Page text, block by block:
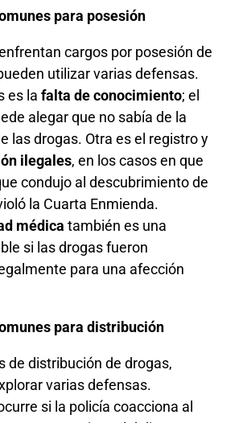
para posesión
cargos por posesión de
utilizar varias defensas.
es la falta de conocimiento; el
alegar que no sabía de la
las drogas. Otra es el registro y
ilegales, en los casos en que
condujo al descubrimiento de
la Cuarta Enmienda.
médica también es una
si las drogas fueron
para una afección
para distribución
de distribución de drogas,
varias defensas.
si la policía coacciona al